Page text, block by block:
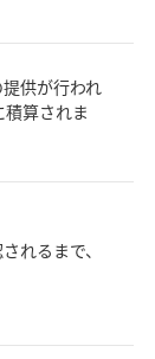
供が行われ
算されま
れるまで、